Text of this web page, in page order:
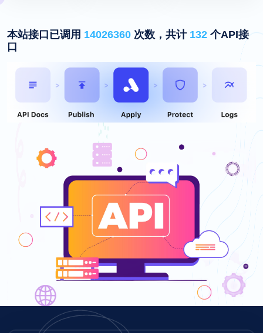
本站接口已调用 14026360 次数，共计 132 个API接
口